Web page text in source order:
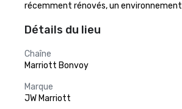
récemment rénovés, un
Détails du lieu
Chaîne
Marriott Bonvoy
Marque
JW Marriott